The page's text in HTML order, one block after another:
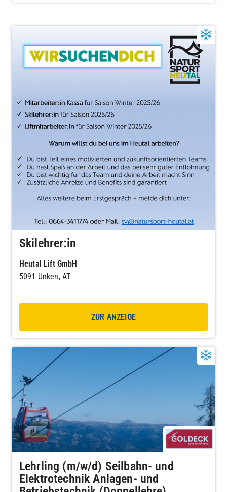
Skilehrer:in
Heutal Lift GmbH
5091 Unken, AT
ZUR ANZEIGE
Lehrling (m/w/d) Seilbahn- und
Elektrotechnik Anlagen- und